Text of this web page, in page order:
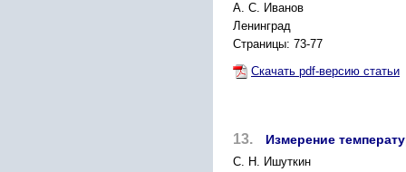
А. С. Иванов
Ленинград
Страницы: 73-77
Скачать pdf-версию статьи
13. Измерение
С. Н. Ишуткин